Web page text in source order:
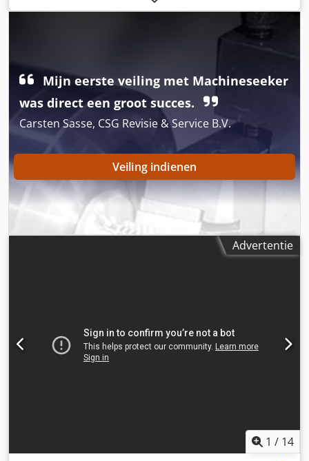
kortere kneedtijd snelle deegsequentie lagere
deegopwarming geschikt voor alle soorten deeg, dankzij
het zachte kneden capaciteit in bloem 75kg inhoud van de
Mijn eerste veiling met Machineseeker
was direct een groot succes.
Carsten Sasse, CSG Revisie & Service B.V.
Veiling indienen
Advertentie
1 / 14